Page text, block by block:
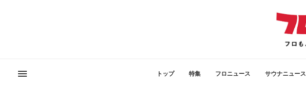
トップ 特集 フロニュース サウナニュース